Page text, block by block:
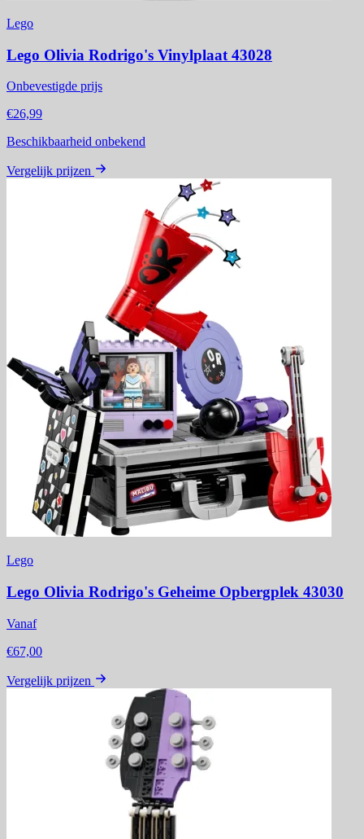
Lego
Lego Olivia Rodrigo's Vinylplaat 43028
Onbevestigde prijs
€26,99
Beschikbaarheid onbekend
Vergelijk prijzen
Lego
Lego Olivia Rodrigo's Geheime Opbergplek 43030
Vanaf
€67,00
Vergelijk prijzen